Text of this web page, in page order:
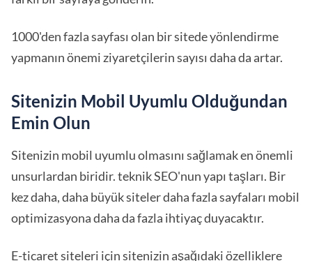
1000'den fazla sayfası olan bir sitede yönlendirme
yapmanın önemi ziyaretçilerin sayısı daha da artar.
Sitenizin Mobil Uyumlu Olduğundan
Emin Olun
Sitenizin mobil uyumlu olmasını sağlamak en önemli
unsurlardan biridir. teknik SEO'nun yapı taşları. Bir
kez daha, daha büyük siteler daha fazla sayfaları mobil
optimizasyona daha da fazla ihtiyaç duyacaktır.
E-ticaret siteleri için sitenizin aşağıdaki özelliklere